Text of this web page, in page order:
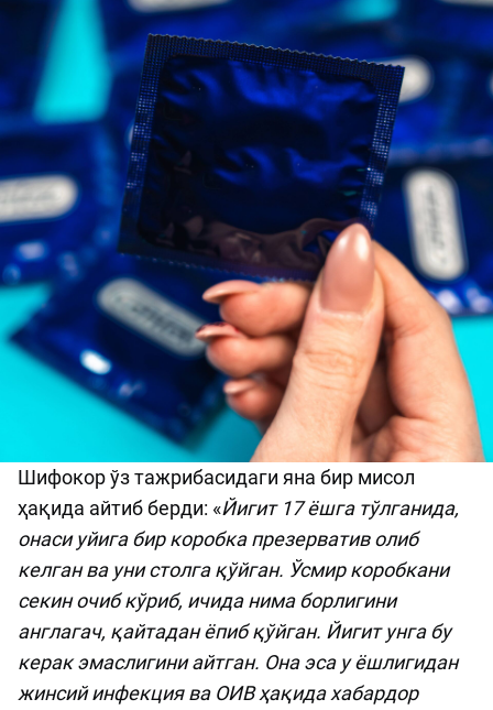
Шифокор ўз тажрибасидаги яна бир мисол
ҳақида айтиб берди: «Йигит 17 ёшга тўлганида,
онаси уйига бир коробка презерватив олиб
келган ва уни столга қўйган. Ўсмир коробкани
секин очиб кўриб, ичида нима борлигини
англагач, қайтадан ёпиб қўйган. Йигит унга бу
керак эмаслигини айтган. Она эса у ёшлигидан
жинсий инфекция ва ОИВ ҳақида хабардор